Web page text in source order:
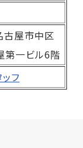
屋市中区
一ビル6階
フ